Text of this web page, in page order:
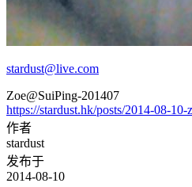
stardust@live.com
Zoe@SuiPing-201407
https://stardust.hk/posts/2014-08-
作者
stardust
发布于
2014-08-10